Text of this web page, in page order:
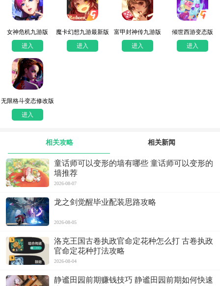
女神危机九游版
进入
魔卡幻想九游最新版
进入
富甲封神传九游版
进入
倾世西游变态版
进入
无限格斗变态修改版
进入
相关攻略 相关新闻
童话师可以变形的墙有哪些 童话师可以变形的
墙推荐
2026-08-07
龙之剑觉醒毕业配装思路攻略
2026-08-05
洛克王国古卷执政官命定花种怎么打 古卷执政
官命定花种打法攻略
2026-08-04
静谧田园前期赚钱技巧 静谧田园前期如何快速